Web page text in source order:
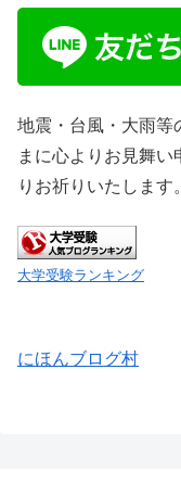
地震・台風・大雨等
まに心よりお見舞い
りお祈りいたします。
大学受験ランキング
にほんブログ村